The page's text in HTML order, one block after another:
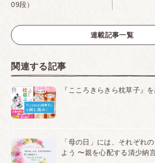
09段）
連載記事一覧
関連する記事
『こころきらきら枕草子』
「母の日」には、それぞれ
よう 〜親を心配する清少納